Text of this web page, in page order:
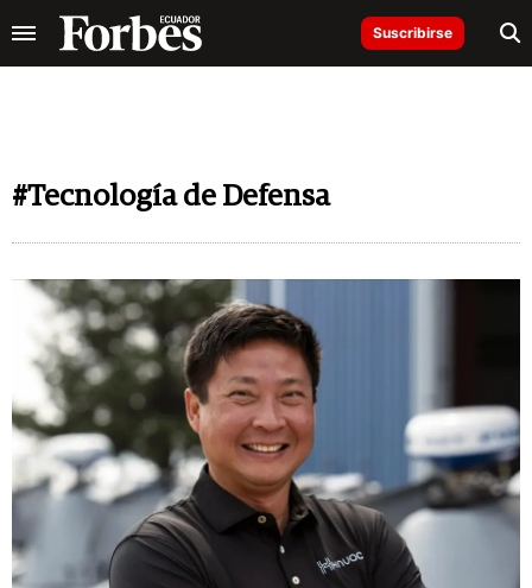
Suscribirse
#Tecnología de Defensa